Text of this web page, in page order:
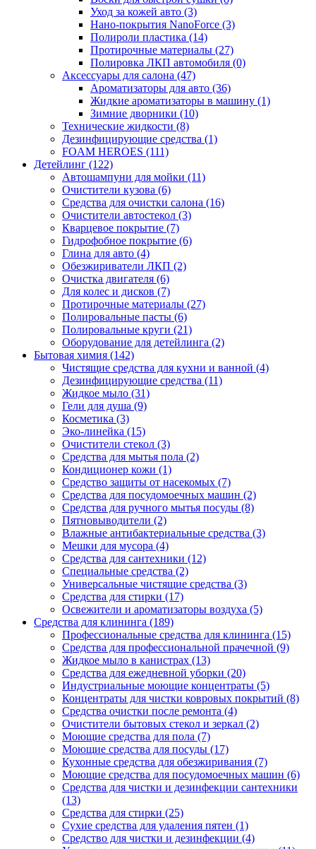
Уход за кожей авто (3)
Нано-покрытия NanoForce (3)
Полироли пластика (14)
Протирочные материалы (27)
Полировка ЛКП автомобиля (0)
Аксессуары для салона (47)
Ароматизаторы для авто (36)
Жидкие ароматизаторы в машину (1)
Зимние дворники (10)
Технические жидкости (8)
Дезинфицирующие средства (1)
FOAM HEROES (111)
Детейлинг (122)
Автошампуни для мойки (11)
Очистители кузова (6)
Средства для очистки салона (16)
Очистители автостекол (3)
Кварцевое покрытие (7)
Гидрофобное покрытие (6)
Глина для авто (4)
Обезжириватели ЛКП (2)
Очистка двигателя (6)
Для колес и дисков (7)
Протирочные материалы (27)
Полировальные пасты (6)
Полировальные круги (21)
Оборудование для детейлинга (2)
Бытовая химия (142)
Чистящие средства для кухни и ванной (4)
Дезинфицирующие средства (11)
Жидкое мыло (31)
Гели для душа (9)
Косметика (3)
Эко-линейка (15)
Очистители стекол (3)
Средства для мытья пола (2)
Кондиционер кожи (1)
Средство защиты от насекомых (7)
Средства для посудомоечных машин (2)
Средства для ручного мытья посуды (8)
Пятновыводители (2)
Влажные антибактериальные средства (3)
Мешки для мусора (4)
Средства для сантехники (12)
Специальные средства (2)
Универсальные чистящие средства (3)
Средства для стирки (17)
Освежители и ароматизаторы воздуха (5)
Средства для клининга (189)
Профессиональные средства для клининга (15)
Средства для профессиональной прачечной (9)
Жидкое мыло в канистрах (13)
Средства для ежедневной уборки (20)
Индустриальные моющие концентраты (5)
Концентраты для чистки ковровых покрытий (8)
Средства очистки после ремонта (4)
Очистители бытовых стекол и зеркал (2)
Моющие средства для пола (7)
Моющие средства для посуды (17)
Кухонные средства для обезжиривания (7)
Моющие средства для посудомоечных машин (6)
Средства для чистки и дезинфекции сантехники
(13)
Средства для стирки (25)
Сухие средства для удаления пятен (1)
Средство для чистки и дезинфекции (4)